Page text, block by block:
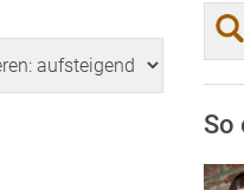
nach:
So